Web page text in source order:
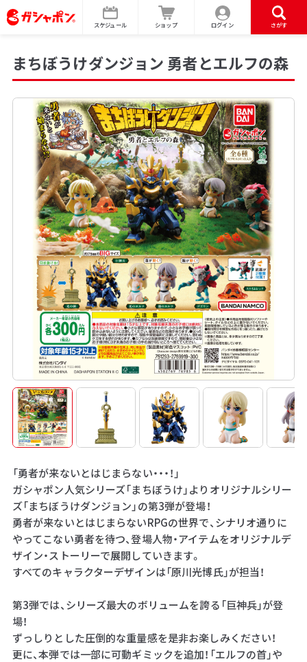
スケジュール ショップ ログイン さがす
まちぼうけダンジョン 勇者とエルフの森
「勇者が来ないとはじまらない・・・！」
ガシャポン人気シリーズ「まちぼうけ」よりオリジナルシリー
ズ「まちぼうけダンジョン」の第3弾が登場！
勇者が来ないとはじまらないRPGの世界で、シナリオ通りに
やってこない勇者を待つ、登場人物・アイテムをオリジナルデ
ザイン・ストーリーで展開していきます。
すべてのキャラクターデザインは「原川光博氏」が担当！
第3弾では、シリーズ最大のボリュームを誇る「巨神兵」が登
場！
ずっしりとした圧倒的な重量感を是非お楽しみください！
更に、本弾では一部に可動ギミックを追加！「エルフの首」や